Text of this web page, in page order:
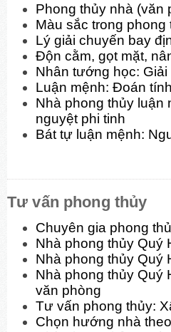
Phong thủy nhà (văn
Màu sắc trong
Lý giải chuyến bay
Độn cằm, gọt mặt,
Nhân tướng học:
Luận mệnh: Đoán
Nhà phong thủy luận
nguyệt phi tinh
Bát tự luận mệnh:
Tư vấn phong thủy
Chuyên gia phong
Nhà phong thủy Quý
Nhà phong thủy Quý
Nhà phong thủy Quý
văn phòng
Tư vấn phong thủy:
Chọn hướng nhà